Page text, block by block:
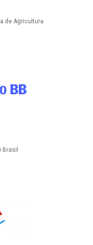
de Agricultura
Brasil